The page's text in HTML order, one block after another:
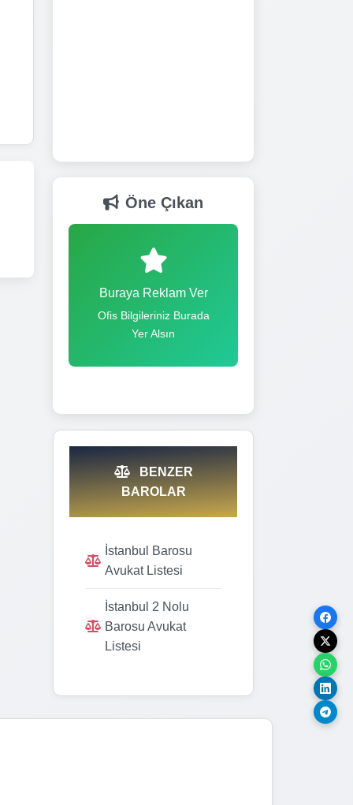
Öne Çıkan
Buraya Reklam Ver
Ofis Bilgileriniz Burada
Yer Alsın
BENZER
BAROLAR
İstanbul Barosu
Avukat Listesi
İstanbul 2 Nolu
Barosu Avukat
Listesi